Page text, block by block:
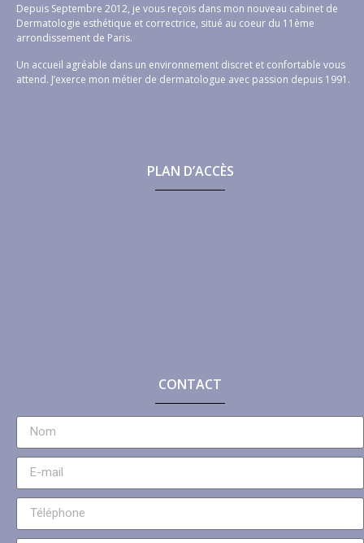
Depuis Septembre 2012, je vous reçois dans mon nouveau cabinet de
Dermatologie esthétique et correctrice, situé au coeur du 11ème
arrondissement de Paris.
Un accueil agréable dans un environnement discret et confortable vous
attend. J’exerce mon métier de dermatologue avec passion depuis 1991.
PLAN D’ACCÈS
CONTACT